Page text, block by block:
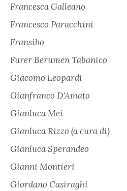
Francesca Galleano
Francesco Paracchini
Fransibo
Furer Berumen Tabanico
Giacomo Leopardi
Gianfranco D'Amato
Gianluca Mei
Gianluca Rizzo (a cura di)
Gianluca Sperandeo
Gianni Montieri
Giordano Casiraghi